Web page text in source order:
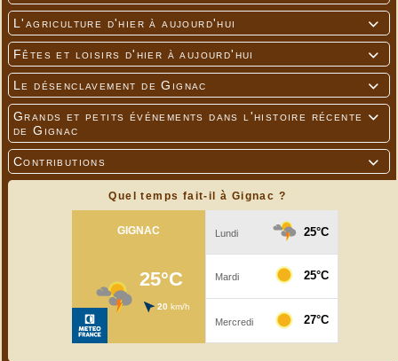

L'agriculture d'hier à aujourd'hui

Fêtes et loisirs d'hier à aujourd'hui

Le désenclavement de Gignac

Grands et petits événements dans l'histoire récente
de Gignac

Contributions
Quel temps fait-il à Gignac ?